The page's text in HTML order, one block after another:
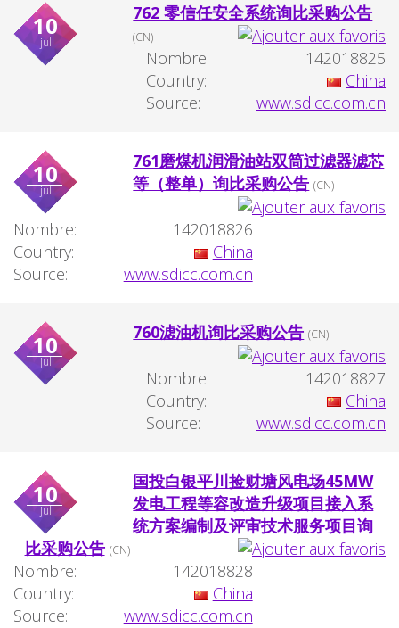
10
jul
762 零信任安全系统询比采购公告
(CN)
Nombre:
142018825
Country:
China
Source:
www.sdicc.com.cn
10
jul
761磨煤机润滑油站双筒过滤器滤芯
等（整单）询比采购公告 (CN)
Nombre:
142018826
Country:
China
Source:
www.sdicc.com.cn
10
jul
760滤油机询比采购公告 (CN)
Nombre:
142018827
Country:
China
Source:
www.sdicc.com.cn
10
jul
国投白银平川捡财塘风电场45MW
发电工程等容改造升级项目接入系
统方案编制及评审技术服务项目询
比采购公告 (CN)
Nombre:
142018828
Country:
China
Source:
www.sdicc.com.cn